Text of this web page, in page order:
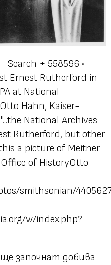
+ 558596 •
Ernest Rutherford in
at National
Hahn, Kaiser-
National Archives
Rutherford, but other
a picture of Meitner
Office of HistoryOtto
smithsonian/
w/index.php?
започнат добива